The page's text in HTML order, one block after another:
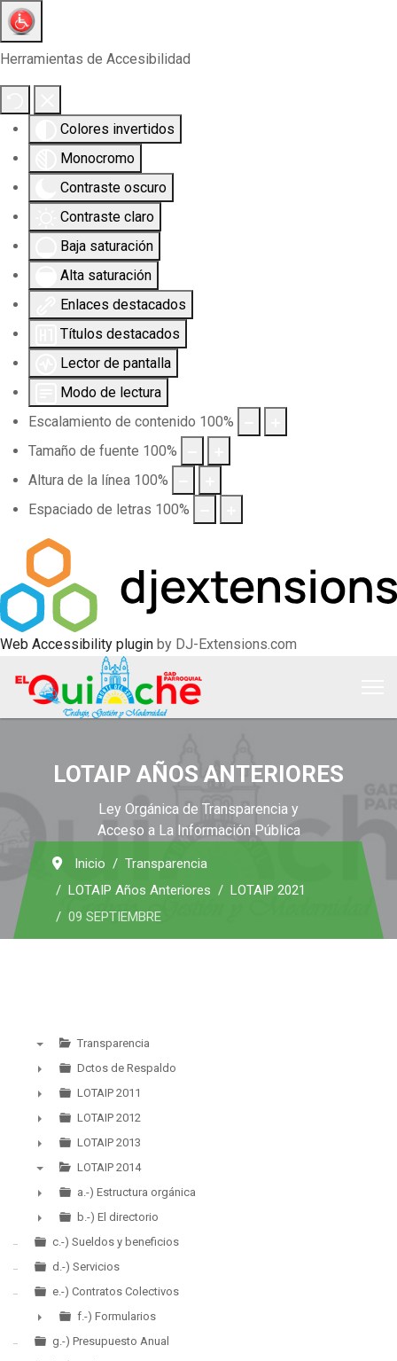
Herramientas de Accesibilidad
Colores invertidos
Monocromo
Contraste oscuro
Contraste claro
Baja saturación
Alta saturación
Enlaces destacados
Títulos destacados
Lector de pantalla
Modo de lectura
Escalamiento de contenido 100%
Tamaño de fuente 100%
Altura de la línea 100%
Espaciado de letras 100%
Web Accessibility plugin by DJ-Extensions.com
LOTAIP AÑOS ANTERIORES
Ley Orgánica de Transparencia y
Acceso a La Información Pública
Inicio
Transparencia
LOTAIP Años Anteriores
LOTAIP 2021
09 SEPTIEMBRE
▼
Transparencia
►
Dctos de Respaldo
►
LOTAIP 2011
►
LOTAIP 2012
►
LOTAIP 2013
▼
LOTAIP 2014
►
a.-) Estructura orgánica
►
b.-) El directorio
c.-) Sueldos y beneficios
d.-) Servicios
e.-) Contratos Colectivos
►
f.-) Formularios
g.-) Presupuesto Anual